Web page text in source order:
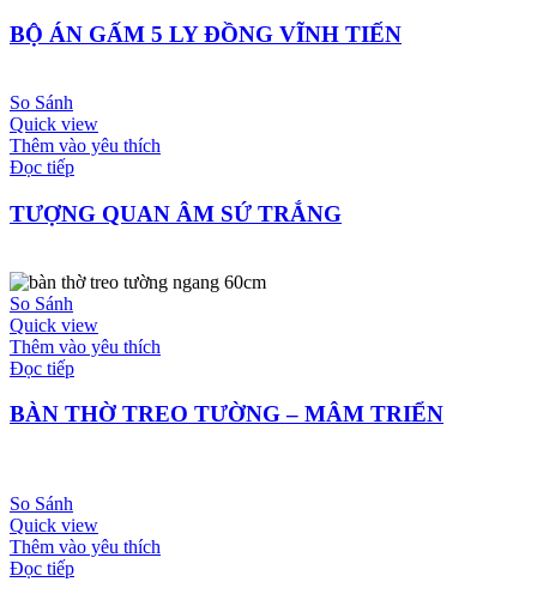
BỘ ÁN GẤM 5 LY ĐỒNG VĨNH TIẾN
So Sánh
Quick view
Thêm vào yêu thích
Đọc tiếp
TƯỢNG QUAN ÂM SỨ TRẮNG
So Sánh
Quick view
Thêm vào yêu thích
Đọc tiếp
BÀN THỜ TREO TƯỜNG – MÂM TRIỂN
So Sánh
Quick view
Thêm vào yêu thích
Đọc tiếp